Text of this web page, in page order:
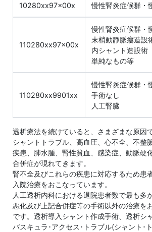
10280xx97x00x 慢性腎炎症候群・
110280xx97x00x
慢性腎炎症候群・
末梢動静脈瘻造設
内シャント造設術
単純なもの等
110280xx9901xx
慢性腎炎症候群・
手術なし
人工腎臓
透析療法を続けていると、さまざまな原因で
シャントトラブル、高血圧、心不全、不整
疾患、肺水腫、腎性貧血、感染症、動脈硬
合併症が現れてきます。
腎不全及びこれらの疾患に対応するため患
入院治療をおこなっています。
人工透析内科における退院患者数で最も多
悪化及び上記合併症等の手術以外の治療を
です。透析導入シャント作成手術、透析シ
バスキュラ･アクセス･トラブル(シャント･